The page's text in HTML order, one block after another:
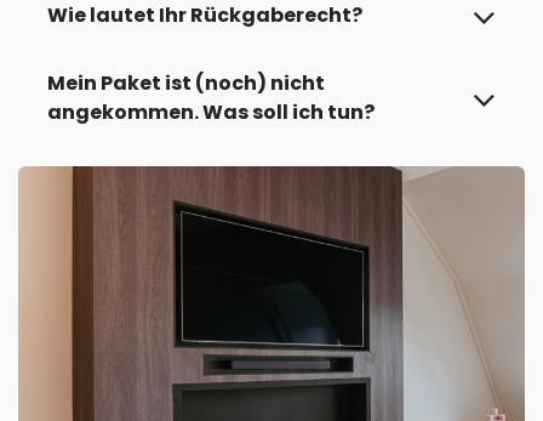
Wie lautet Ihr Rückgaberecht?
Mein Paket ist (noch) nicht
angekommen. Was soll ich tun?